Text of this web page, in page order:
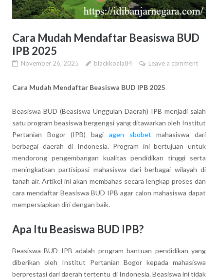
Cara Mudah Mendaftar Beasiswa BUD
IPB 2025
November 26, 2025 blackkoala84 Leave a comment
Cara Mudah Mendaftar Beasiswa BUD IPB 2025
Beasiswa BUD (Beasiswa Unggulan Daerah) IPB menjadi salah
satu program beasiswa bergengsi yang ditawarkan oleh Institut
Pertanian Bogor (IPB) bagi agen sbobet mahasiswa dari
berbagai daerah di Indonesia. Program ini bertujuan untuk
mendorong pengembangan kualitas pendidikan tinggi serta
meningkatkan partisipasi mahasiswa dari berbagai wilayah di
tanah air. Artikel ini akan membahas secara lengkap proses dan
cara mendaftar Beasiswa BUD IPB agar calon mahasiswa dapat
mempersiapkan diri dengan baik.
Apa Itu Beasiswa BUD IPB?
Beasiswa BUD IPB adalah program bantuan pendidikan yang
diberikan oleh Institut Pertanian Bogor kepada mahasiswa
berprestasi dari daerah tertentu di Indonesia. Beasiswa ini tidak